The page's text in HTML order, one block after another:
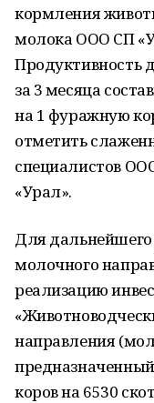
кормления
молока ООО СП
Продуктивность
за 3 месяца
на 1 фуражную
отметить
специалистов
«Урал».
Для
молочного
реализацию
направления
коров на 6530